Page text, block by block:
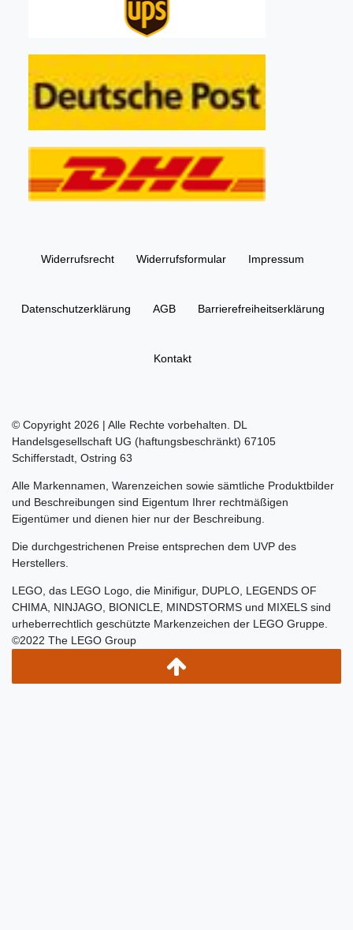
Widerrufs­recht Widerrufs­formular Impressum
Daten­schutz­erklärung AGB Barrierefreiheitserklärung
Kontakt
© Copyright 2026 | Alle Rechte vorbehalten. DL
Handelsgesellschaft UG (haftungsbeschränkt) 67105
Schifferstadt, Ostring 63
Alle Markennamen, Warenzeichen sowie sämtliche Produktbilder
und Beschreibungen sind Eigentum Ihrer rechtmäßigen
Eigentümer und dienen hier nur der Beschreibung.
Die durchgestrichenen Preise entsprechen dem UVP des
Herstellers.
LEGO, das LEGO Logo, die Minifigur, DUPLO, LEGENDS OF
CHIMA, NINJAGO, BIONICLE, MINDSTORMS und MIXELS sind
urheberrechtlich geschützte Markenzeichen der LEGO Gruppe.
©2022 The LEGO Group